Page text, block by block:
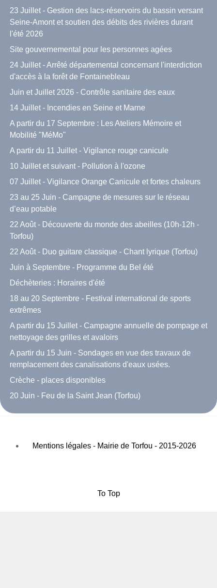
23 Juillet - Gestion des lacs-réservoirs du bassin versant
Seine-Amont et soutien des débits des rivières durant
l'été 2026
Site gouvernemental pour les personnes agées
24 Juillet - Arrêté départemental concernant l'interdiction
d'accès à la forêt de Fontainebleau
Juin et Juillet 2026 - Contrôle sanitaire des eaux
14 Juillet - Incendies en Seine et Marne
A partir du 17 Septembre : Les Ateliers Mémoire et
Mobilité "MéMo"
A partir du 11 Juillet - Vigilance rouge canicule
10 Juillet et suivant - Pollution à l'ozone
07 Juillet - Vigilance Orange Canicule et fortes chaleurs
23 au 25 Juin - Campagne de mesures sur le réseau
d’eau potable
22 Août - Découverte du monde des abeilles (10h-12h -
Torfou)
22 Août - Duo guitare classique - Chant lyrique (Torfou)
Juin à Septembre - Programme du Bel été
Déchèteries : Horaires d'été
18 au 20 Septembre - Festival international de sports
extrêmes
A partir du 15 Juillet - Campagne annuelle de pompage et
nettoyage des grilles et avaloirs
A partir du 15 Juin - Sondages en vue des travaux de
remplacement des canalisations d'eaux usées.
Crèche - places disponibles
20 Juin - Feu de la Saint Jean (Torfou)
Mentions légales - Mairie de Torfou - 2015-2026
To Top